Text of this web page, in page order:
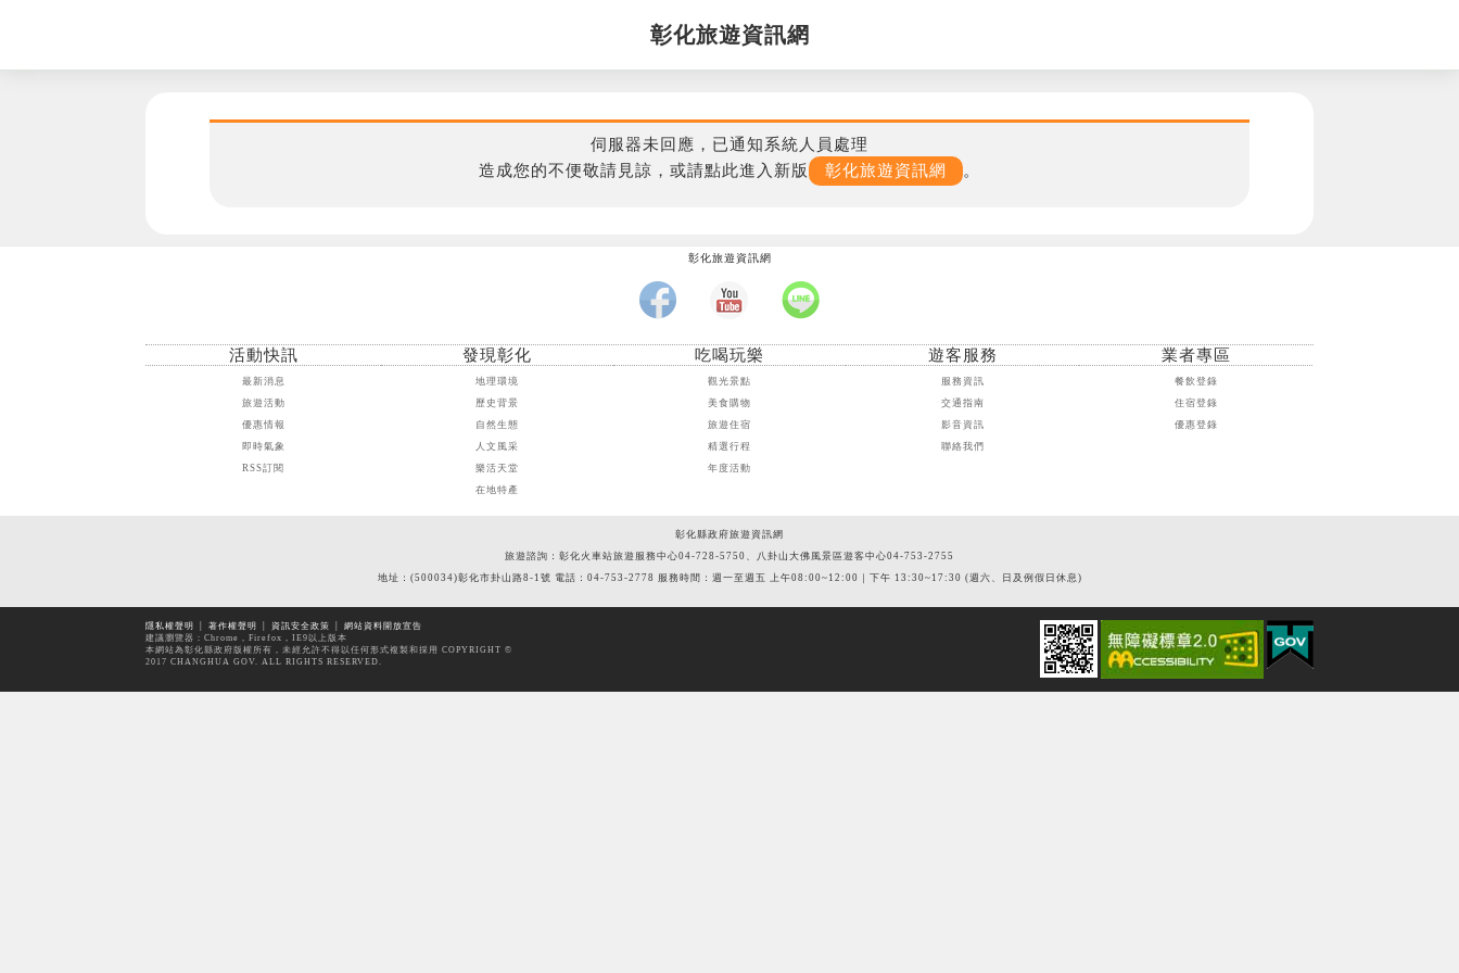
彰化旅遊資訊網
伺服器未回應，已通知系統人員處理
造成您的不便敬請見諒，或請點此進入新版
彰化旅遊資訊網 。
彰化旅遊資訊網
活動快訊
最新消息
旅遊活動
優惠情報
即時氣象
RSS訂閱
發現彰化
地理環境
歷史背景
自然生態
人文風采
樂活天堂
在地特產
吃喝玩樂
觀光景點
美食購物
旅遊住宿
精選行程
年度活動
遊客服務
服務資訊
交通指南
影音資訊
聯絡我們
業者專區
餐飲登錄
住宿登錄
優惠登錄
彰化縣政府旅遊資訊網
旅遊諮詢：彰化火車站旅遊服務中心04-728-5750、八卦山大佛風景區遊客中心04-753-2755
地址：(500034)彰化市卦山路8-1號 電話：04-753-2778 服務時間：週一至週五 上午08:00~12:00｜下午 13:30~17:30 (週六、日及例假日休息)
隱私權聲明 │著作權聲明 │資訊安全政策 │網站資料開放宣告
建議瀏覽器：Chrome，Firefox，IE9以上版本
本網站為彰化縣政府版權所有，未經允許不得以任何形式複製和採用 COPYRIGHT ©
2017 CHANGHUA GOV. ALL RIGHTS RESERVED.